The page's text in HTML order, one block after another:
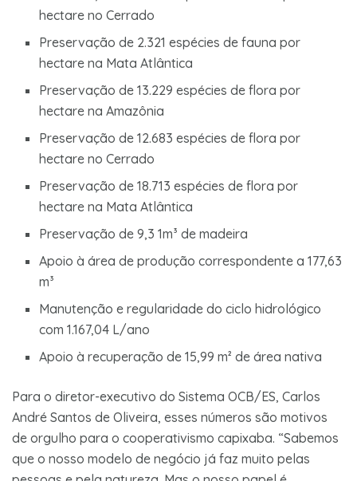
hectare no Cerrado
Preservação de 2.321 espécies de fauna por
hectare na Mata Atlântica
Preservação de 13.229 espécies de flora por
hectare na Amazônia
Preservação de 12.683 espécies de flora por
hectare no Cerrado
Preservação de 18.713 espécies de flora por
hectare na Mata Atlântica
Preservação de 9,3 1m³ de madeira
Apoio à área de produção correspondente a 177,63
m³
Manutenção e regularidade do ciclo hidrológico
com 1.167,04 L/ano
Apoio à recuperação de 15,99 m² de área nativa
Para o diretor-executivo do Sistema OCB/ES, Carlos
André Santos de Oliveira, esses números são motivos
de orgulho para o cooperativismo capixaba. “Sabemos
que o nosso modelo de negócio já faz muito pelas